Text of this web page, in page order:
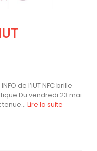
de l’iUT NFC brille
Du vendredi 23 mai
tenue… Lire la suite